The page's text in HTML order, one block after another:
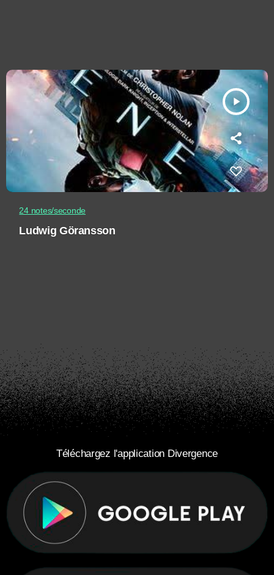
play_arrow
24 notes/seconde
Ludwig Göransson
Téléchargez l'application Divergence